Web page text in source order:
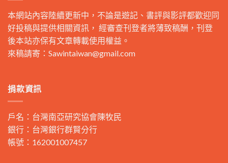
本網站內容陸續更新中，不論是遊記、書評與影評都歡迎同
好投稿與提供相關資訊， 經審查刊登者將薄致稿酬，刊登
後本站亦保有文章轉載使用權益。
來稿請寄： Sawintaiwan@gmail.com
捐款資訊
戶名：台灣南亞研究協會陳牧民
銀行：台灣銀行群賢分行
帳號：162001007457